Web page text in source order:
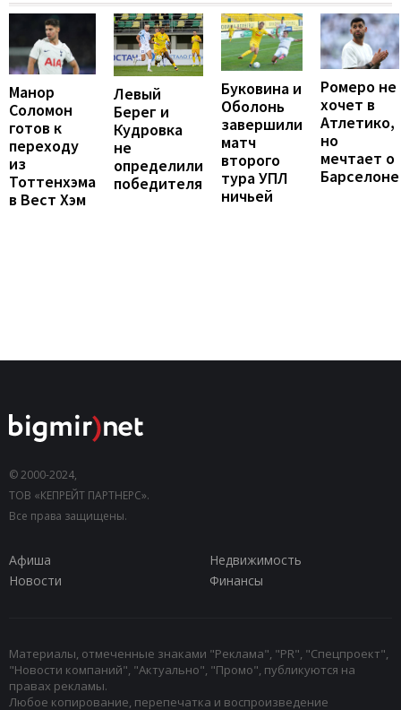
Манор
Соломон
готов к
переходу
из
Тоттенхэма
в Вест Хэм
Левый
Берег и
Кудровка
не
определили
победителя
Буковина и
Оболонь
завершили
матч
второго
тура УПЛ
ничьей
Ромеро не
хочет в
Атлетико,
но
мечтает о
Барселоне
© 2000-2024,
ТОВ «КЕПРЕЙТ ПАРТНЕРС».
Все права защищены.
Афиша
Недвижимость
Новости
Финансы
Материалы, отмеченные знаками "Реклама", "PR", "Спецпроект",
"Новости компаний", "Актуально", "Промо", публикуются на
правах рекламы.
Любое копирование, перепечатка и воспроизведение